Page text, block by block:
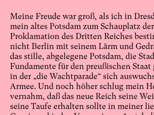
Meine Freude war groß, als ich in
mein altes Potsdam zum Schauplatz
Proklamation des Dritten Reiches
nicht Berlin mit seinem Lärm und
das stille, abgelegene Potsdam, die
Fundamente für den preußischen
in der „die Wachtparade“ sich
Armee. Und noch höher schlug mein
vernahm, daß das neue Reich seine
seine Taufe erhalten sollte in meiner